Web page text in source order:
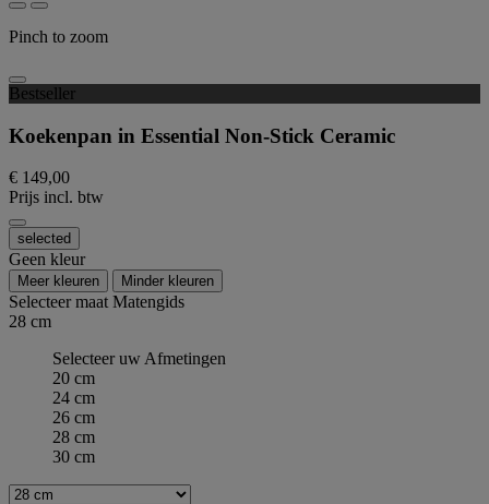
Pinch to zoom
Bestseller
Koekenpan in Essential Non-Stick Ceramic
€ 149,00
Prijs incl. btw
selected
Geen kleur
Meer kleuren Minder kleuren
Selecteer maatMatengids
28 cm
Selecteer uw Afmetingen
20 cm
24 cm
26 cm
28 cm
30 cm